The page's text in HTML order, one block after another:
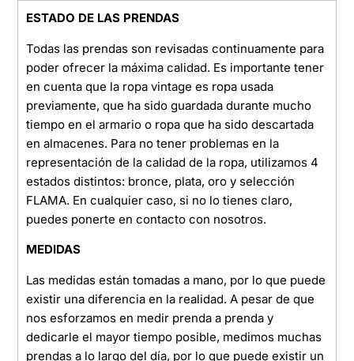
ESTADO DE LAS PRENDAS
Todas las prendas son revisadas continuamente para
poder ofrecer la máxima calidad. Es importante tener
en cuenta que la ropa vintage es ropa usada
previamente, que ha sido guardada durante mucho
tiempo en el armario o ropa que ha sido descartada
en almacenes. Para no tener problemas en la
representación de la calidad de la ropa, utilizamos 4
estados distintos: bronce, plata, oro y selección
FLAMA. En cualquier caso, si no lo tienes claro,
puedes ponerte en contacto con nosotros.
MEDIDAS
Las medidas están tomadas a mano, por lo que puede
existir una diferencia en la realidad. A pesar de que
nos esforzamos en medir prenda a prenda y
dedicarle el mayor tiempo posible, medimos muchas
prendas a lo largo del día, por lo que puede existir un